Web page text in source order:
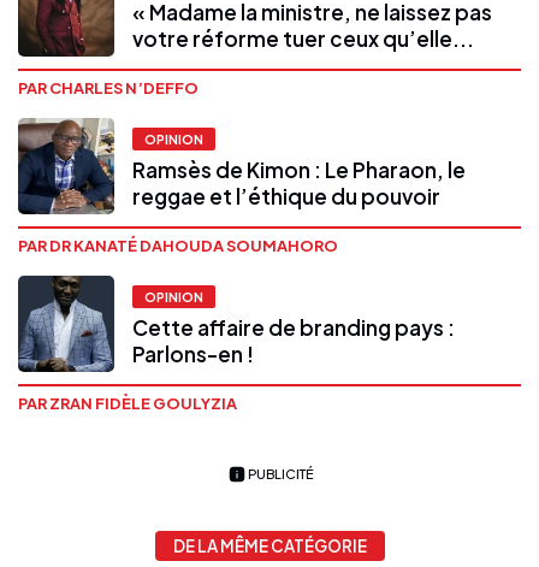
« Madame la ministre, ne laissez pas
votre réforme tuer ceux qu’elle...
PAR CHARLES N’DEFFO
OPINION
Ramsès de Kimon : Le Pharaon, le
reggae et l’éthique du pouvoir
PAR DR KANATÉ DAHOUDA SOUMAHORO
OPINION
Cette affaire de branding pays :
Parlons-en !
PAR ZRAN FIDÈLE GOULYZIA
PUBLICITÉ
DE LA MÊME CATÉGORIE